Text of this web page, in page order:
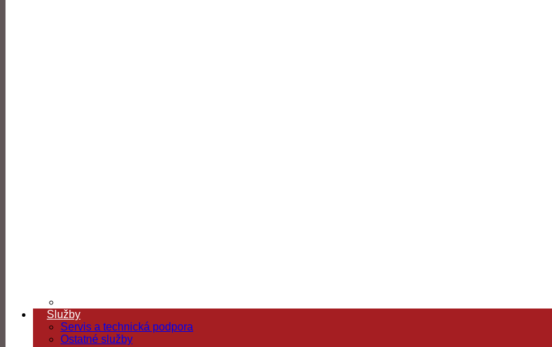
Služby
Servis a technická podpora
Ostatné služby